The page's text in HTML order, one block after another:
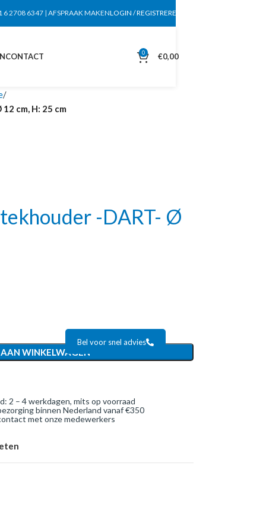
6 2708 6347 | AFSPRAAK MAKENLOGIN / REGISTREREN
CONTACT 0 €0,00
cm, H: 25 cm
-DART- Ø
WINKELWAGEN
Bel voor snel advies
2 – 4 werkdagen, mits op voorraad
binnen Nederland vanaf €350
met onze medewerkers